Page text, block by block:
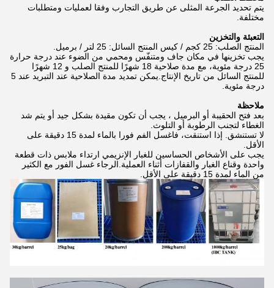
يتم تحديد الجرعة المثلى عن طريق التجارب وفقا لعمليات ومتطلبات
مختلفة.
التعبئة والتخزين
المنتج الصلب: 25 كجم / كيس المنتج السائل: 25 لتر / برميل.
يجب تخزينها في مكان جاف ومتنفّس ومحمي من الضوء عند درجة حرارة
25 درجة مئوية، مع مدة صلاحية 18 شهرًا للمنتج الصلب و 12 شهرًا
للمنتج السائل من تاريخ الإنتاج.يمكن تمديد مدة الصلاحية عند التبريد عند 5
درجة مئوية.
ملاحظة
بعد فتح الحقيبة أو البرميل ، يجب أن تكون مقيدة بشكل جيد أو يتم شد
الغطاء لتجنب الرطوبة أو التلوث.
لا تستنشق. إذا استنقت، فاغسل الفم فورا بالماء لمدة 15 دقيقة على
الأقل.
يجب على الأشخاص الحساسين للغبار الإنزيمي ارتداء ملابس ذات قطعة
واحدة وقناع الغبار والقفازات أثناء العملية.الرجاء غسل الفور مع الكثير
من الماء لمدة 15 دقيقة على الأقل.